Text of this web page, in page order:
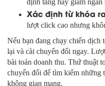
định tăng hay giảm ngân
Xác định từ khóa
lượt click cao nhưng
Nếu bạn đang chạy chiến dịch
lại và cài chuyển đổi ngay.
bài toán doanh thu. Thứ thuật
chuyển đổi để tìm kiếm những
không gian mạng.